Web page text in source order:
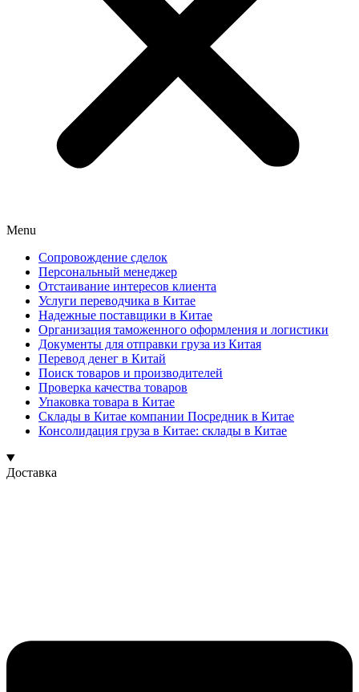
Menu
Сопровождение сделок
Персональный менеджер
Отстаивание интересов клиента
Услуги переводчика в Китае
Надежные поставщики в Китае
Организация таможенного оформления и логистики
Документы для отправки груза из Китая
Перевод денег в Китай
Поиск товаров и производителей
Проверка качества товаров
Упаковка товара в Китае
Склады в Китае компании Посредник в Китае
Консолидация груза в Китае: склады в Китае
Доставка